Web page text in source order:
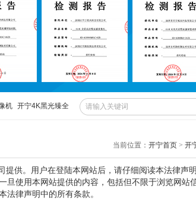
机 开宁4K黑光臻全
当前位置： 开宁首页 > 开
提供。用户在登陆本网站后，请仔细阅读本法律声
使用本网站提供的内容，包括但不限于浏览网站
法律声明中的所有条款。